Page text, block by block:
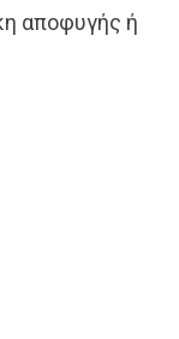
αποφυγής ή